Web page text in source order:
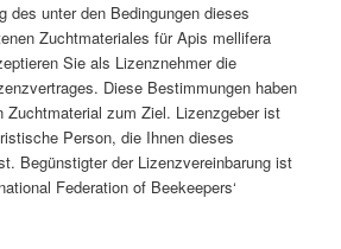
des unter den Bedingungen dieses
Zuchtmateriales für Apis mellifera
Sie als Lizenznehmer die
Diese Bestimmungen haben
Zuchtmaterial zum Ziel. Lizenzgeber ist
Person, die Ihnen dieses
Begünstigter der Lizenzvereinbarung ist
Federation of Beekeepers‘